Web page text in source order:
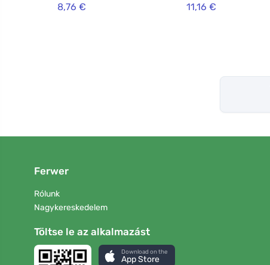
8,76 € 11,16 €
Ferwer
Rólunk
Nagykereskedelem
Töltse le az alkalmazást
Download on the
App Store